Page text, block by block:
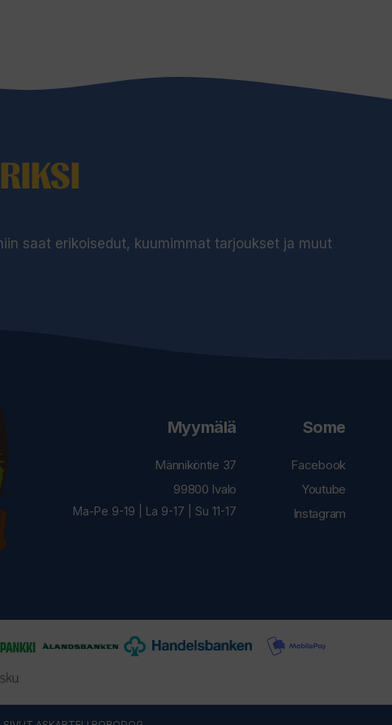
saat erikoisedut, kuumimmat tarjoukset ja muut
Myymälä
Männiköntie 37
99800 Ivalo
Ma-Pe 9-19 | La 9-17 | Su 11-17
Some
Facebook
Youtube
Instagram